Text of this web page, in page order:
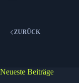
ZURÜCK
Neueste Beiträge